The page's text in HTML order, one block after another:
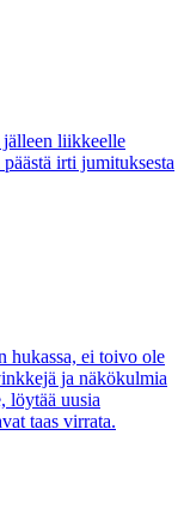
liikkeelle
irti jumituksesta
hukassa, ei toivo ole
ja näkökulmia
löytää uusia
taas virrata.